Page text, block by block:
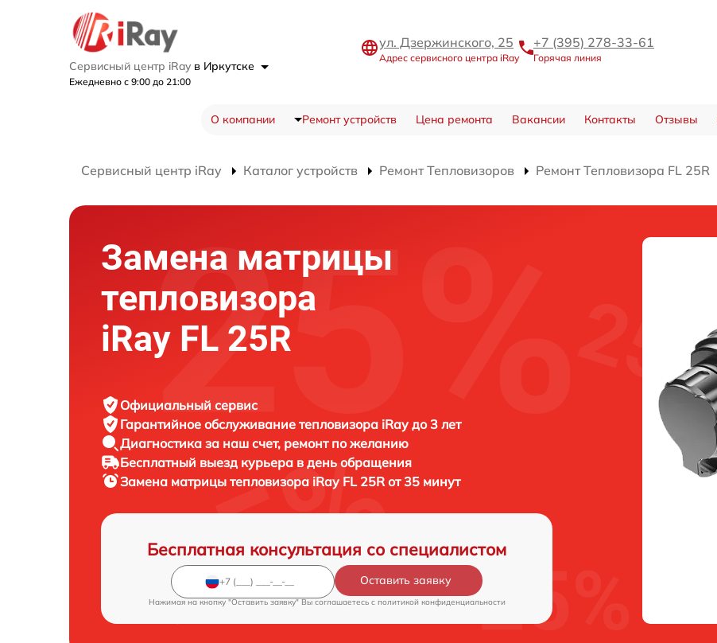
Сервисный центр iRay в Иркутске
Ежедневно с 9:00 до 21:00
ул. Дзержинского, 25
Адрес сервисного центра iRay
+7 (395) 278-33-61
Горячая линия
О компании Ремонт устройств Цена ремонта Вакансии Контакты Отзывы
Сервисный центр iRay Каталог устройств Ремонт Тепловизоров Ремонт Тепловизора FL 25R
Замена матрицы
тепловизора
iRay FL 25R
Официальный сервис
Гарантийное обслуживание тепловизора iRay до 3 лет
Диагностика за наш счет, ремонт по желанию
Бесплатный выезд курьера в день обращения
Замена матрицы тепловизора iRay FL 25R от 35 минут
Бесплатная консультация со специалистом
Оставить заявку
Нажимая на кнопку "Оставить заявку" Вы соглашаетесь c политикой конфиденциальности